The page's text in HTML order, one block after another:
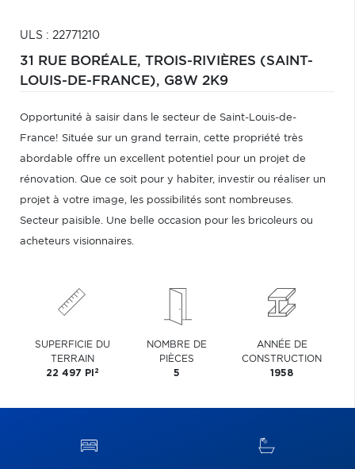
ULS : 22771210
31 RUE BORÉALE, TROIS-RIVIÈRES (SAINT-
LOUIS-DE-FRANCE), G8W 2K9
Opportunité à saisir dans le secteur de Saint-Louis-de-
France! Située sur un grand terrain, cette propriété très
abordable offre un excellent potentiel pour un projet de
rénovation. Que ce soit pour y habiter, investir ou réaliser un
projet à votre image, les possibilités sont nombreuses.
Secteur paisible. Une belle occasion pour les bricoleurs ou
acheteurs visionnaires.
SUPERFICIE DU
TERRAIN
22 497 PI 2
NOMBRE DE
PIÈCES
5
ANNÉE DE
CONSTRUCTION
1958